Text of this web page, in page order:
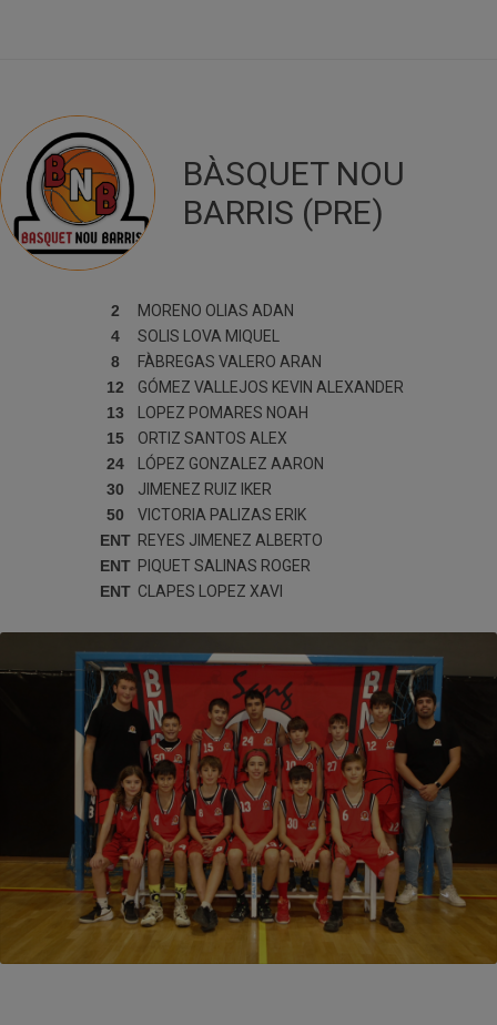
BÀSQUET NOU
BARRIS (PRE)
2 MORENO OLIAS ADAN
4
SOLIS LOVA MIQUEL
8
FÀBREGAS VALERO ARAN
12
GÓMEZ VALLEJOS KEVIN ALEXANDER
13
LOPEZ POMARES NOAH
15
ORTIZ SANTOS ALEX
24
LÓPEZ GONZALEZ AARON
30
JIMENEZ RUIZ IKER
50
VICTORIA PALIZAS ERIK
ENT REYES JIMENEZ ALBERTO
ENT PIQUET SALINAS ROGER
ENT CLAPES LOPEZ XAVI